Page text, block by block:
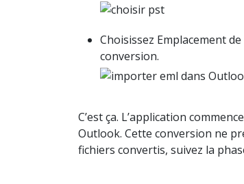
Choisissez Emplacement
conversion.
C’est ça. L’application
Outlook. Cette conversion ne
fichiers convertis, suivez la